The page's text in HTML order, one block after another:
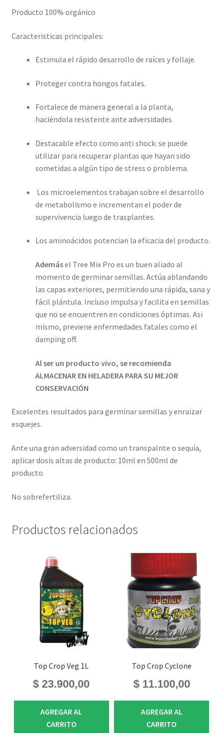
Producto 100% orgánico
Caracteristicas principales:
Estimula el rápido desarrollo de raíces y follaje.
Proteger contra hongos fatales.
Fortalece de manera general a la planta,
haciéndola resistente ante adversidades.
Destacable efecto como anti shock: se puede
utilizar para recuperar plantas que hayan sido
sometidas a algún tipo de stress o problema.
Los microelementos trabajan sobre el desarrollo
de metabolismo e incrementan el poder de
supervivencia luego de trasplantes.
Los aminoácidos potencian la eficacia del producto.
Ademásel Tree Mix Pro es un buen aliado al
momento de germinar semillas. Actúa ablandando
las capas exteriores, permitiendo una rápida, sana y
fácil plántula. Incluso impulsa y facilita en semillas
que no se encuentren en condiciones óptimas. Asi
mismo, previene enfermedades fatales como el
damping off.
Al ser un producto vivo, se recomienda
ALMACENAR EN HELADERA PARA SU MEJOR
CONSERVACIÓN
Excelentes resultados para germinar semillas y enraizar
esquejes.
Ante una gran adversidad como un transpalnte o sequía,
aplicar dosis altas de producto: 10ml en 500ml de
producto.
No sobrefertiliza.
Productos relacionados
Top Crop Veg 1L
$ 23.900,00
AGREGAR AL
CARRITO
Top Crop Cyclone
$11.100,00
AGREGAR AL
CARRITO